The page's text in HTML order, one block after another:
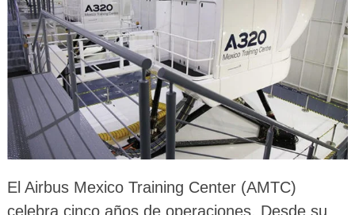
El Airbus Mexico Training Center (AMTC)
celebra cinco años de operaciones. Desde su